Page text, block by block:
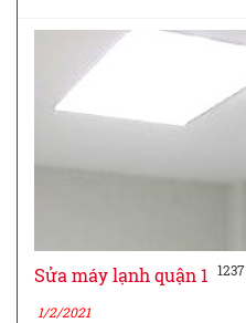
Sửa máy lạnh quận 1 1237
1/2/2021